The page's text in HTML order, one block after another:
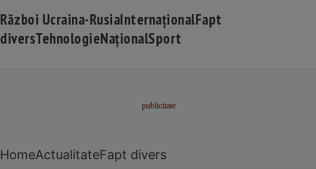
Război Ucraina-RusiaInternaționalFapt
diversTehnologieNaționalSport
HomeActualitateFapt divers